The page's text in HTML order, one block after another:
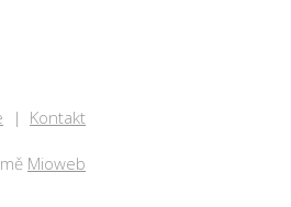
Kontakt
Mioweb